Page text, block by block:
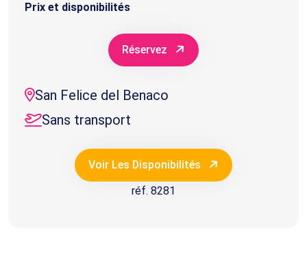
Prix et disponibilités
Réservez
San Felice del Benaco
Sans transport
Voir Les Disponibilités
réf. 8281